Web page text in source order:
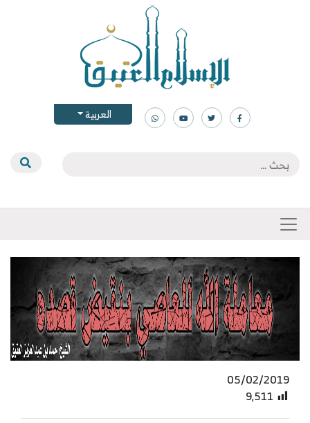
العربية
05/02/2019
9٬511